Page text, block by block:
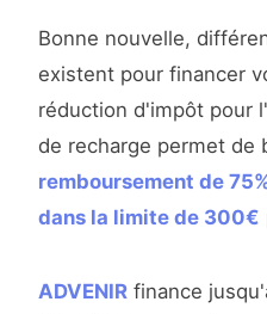
Bonne nouvelle,
existent pour financer
réduction d'impôt pour
de recharge permet de
remboursement de
dans la limite de 300€
ADVENIR finance